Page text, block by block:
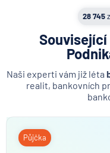
28 745
Naši experti vám již léta
realit, bankovních
Půjčka